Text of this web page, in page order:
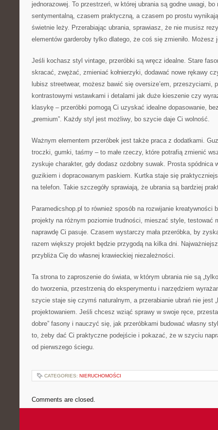
jednorazowej. To przestrzeń, w której ubrania są godne uwagi,
sentymentalną, czasem praktyczną, a czasem po prostu
świetnie leży. Przerabiając ubrania, sprawiasz, że nie musisz
elementów garderoby tylko dlatego, że coś się zmieniło. Możesz
Jeśli kochasz styl vintage, przeróbki są wręcz idealne. Stare
skracać, zwężać, zmieniać kołnierzyki, dodawać nowe rękawy
lubisz streetwear, możesz bawić się oversize’em, przeszyciami,
kontrastowymi wstawkami i detalami jak duże kieszenie czy
klasykę – przeróbki pomogą Ci uzyskać idealne dopasowanie,
„premium”. Każdy styl jest możliwy, bo szycie daje Ci wolność.
Ważnym elementem przeróbek jest także praca z dodatkami.
troczki, gumki, taśmy – to małe rzeczy, które potrafią zmienić
zyskuje charakter, gdy dodasz ozdobny suwak. Prosta spódnica
guzikiem i dopracowanym paskiem. Kurtka staje się
na telefon. Takie szczegóły sprawiają, że ubrania są bardziej
Paramedicshop.pl to również sposób na rozwijanie kreatywności
projekty na różnym poziomie trudności, mieszać style, testować
naprawdę Ci pasuje. Czasem wystarczy mała przeróbka, by
razem większy projekt będzie przygodą na kilka dni.
przybliża Cię do własnej krawieckiej niezależności.
Ta strona to zaproszenie do świata, w którym ubrania nie są
do tworzenia, przestrzenią do eksperymentu i narzędziem
szycie staje się czymś naturalnym, a przerabianie ubrań nie jest
projektowaniem. Jeśli chcesz wziąć sprawy w swoje ręce,
dobre” fasony i nauczyć się, jak przeróbkami budować własny
to, żeby dać Ci praktyczne podejście i pokazać, że w szyciu
od pierwszego ściegu.
CATEGORIES: NIERUCHOMOŚCI
Comments are closed.